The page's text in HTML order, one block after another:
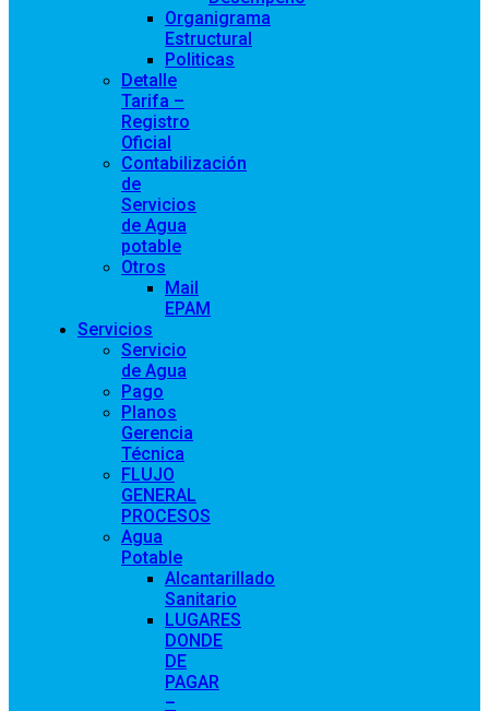
Organigrama
Estructural
Politicas
Detalle
Tarifa –
Registro
Oficial
Contabilización
de
Servicios
de Agua
potable
Otros
Mail
EPAM
Servicios
Servicio
de Agua
Pago
Planos
Gerencia
Técnica
FLUJO
GENERAL
PROCESOS
Agua
Potable
Alcantarillado
Sanitario
LUGARES
DONDE
DE
PAGAR
–